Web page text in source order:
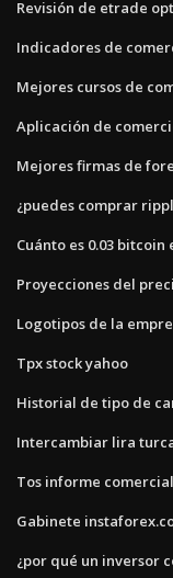
Revisión de etrade
Indicadores de
Mejores cursos de
Aplicación de
Mejores firmas de
¿puedes comprar
Cuánto es 0.03 bitcoin
Proyecciones del
Logotipos de la
Tpx stock yahoo
Historial de tipo de
Intercambiar lira
Tos informe comercial
Gabinete
¿por qué un inversor